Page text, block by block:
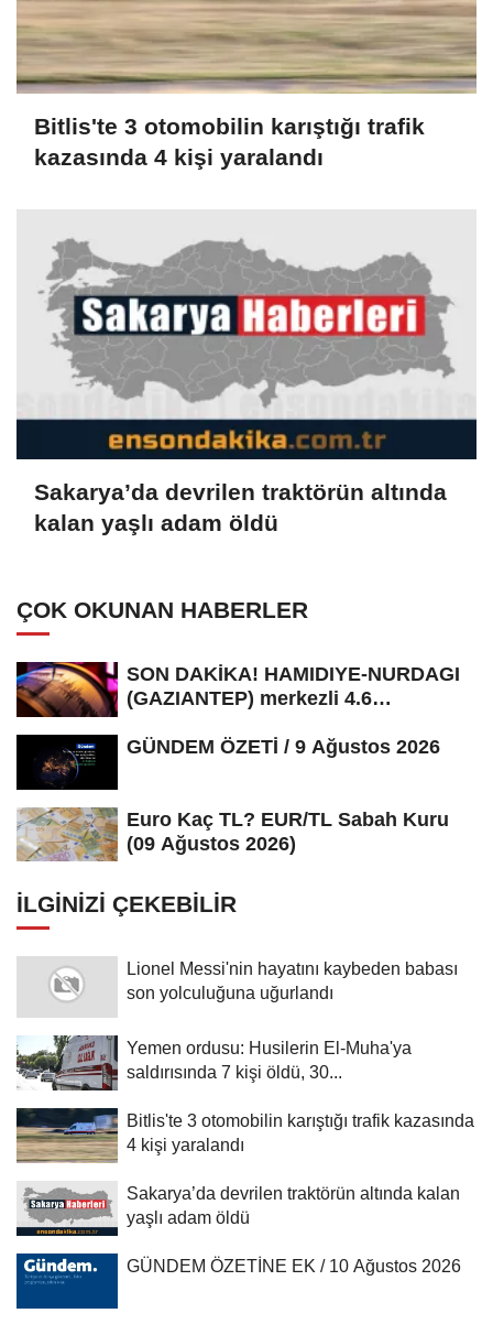
Bitlis'te 3 otomobilin karıştığı trafik
kazasında 4 kişi yaralandı
Sakarya’da devrilen traktörün altında
kalan yaşlı adam öldü
ÇOK OKUNAN HABERLER
SON DAKİKA! HAMIDIYE-NURDAGI
(GAZIANTEP) merkezli 4.6
GÜNDEM ÖZETİ / 9 Ağustos 2026
Euro Kaç TL? EUR/TL Sabah Kuru
(09 Ağustos 2026)
İLGINIZI ÇEKEBILIR
Lionel Messi'nin hayatını kaybeden babası
son yolculuğuna uğurlandı
Yemen ordusu: Husilerin El-Muha'ya
saldırısında 7 kişi öldü, 30...
Bitlis'te 3 otomobilin karıştığı trafik kazasında
4 kişi yaralandı
Sakarya’da devrilen traktörün altında kalan
yaşlı adam öldü
GÜNDEM ÖZETİNE EK / 10 Ağustos 2026